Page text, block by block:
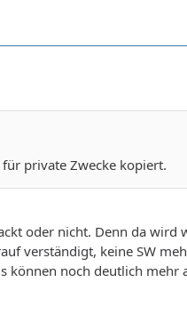
private Zwecke kopiert.
oder nicht. Denn da wird
verständigt, keine SW
können noch deutlich